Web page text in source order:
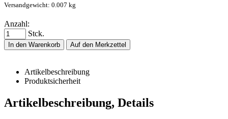
Versandgewicht: 0.007 kg
Anzahl:
Stck.
In den Warenkorb Auf den Merkzettel
Artikelbeschreibung
Produktsicherheit
Artikelbeschreibung, Details